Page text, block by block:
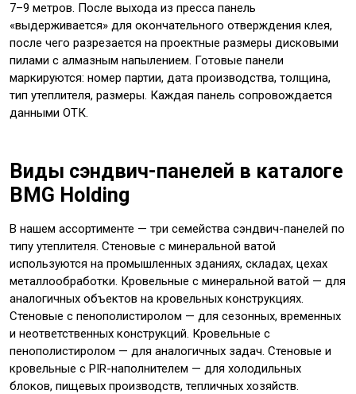
7–9 метров. После выхода из пресса панель
«выдерживается» для окончательного отверждения клея,
после чего разрезается на проектные размеры дисковыми
пилами с алмазным напылением. Готовые панели
маркируются: номер партии, дата производства, толщина,
тип утеплителя, размеры. Каждая панель сопровождается
данными ОТК.
Виды сэндвич-панелей в каталоге
BMG Holding
В нашем ассортименте — три семейства сэндвич-панелей по
типу утеплителя. Стеновые с минеральной ватой
используются на промышленных зданиях, складах, цехах
металлообработки. Кровельные с минеральной ватой — для
аналогичных объектов на кровельных конструкциях.
Стеновые с пенополистиролом — для сезонных, временных
и неответственных конструкций. Кровельные с
пенополистиролом — для аналогичных задач. Стеновые и
кровельные с PIR-наполнителем — для холодильных
блоков, пищевых производств, тепличных хозяйств.